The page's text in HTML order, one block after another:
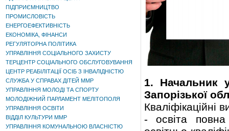
ПІДПРИЄМНИЦТВО
ПРОМИСЛОВІСТЬ
ЕНЕРГОЕФЕКТИВНІСТЬ
ЕКОНОМІКА, ФІНАНСИ
РЕГУЛЯТОРНА ПОЛІТИКА
УПРАВЛІННЯ СОЦІАЛЬНОГО ЗАХИСТУ
ТЕРЦЕНТР СОЦІАЛЬНОГО ОБСЛУГОВУВАННЯ
ЦЕНТР РЕАБІЛІТАЦІЇ ОСІБ З ІНВАЛІДНІСТЮ
СЛУЖБА У СПРАВАХ ДІТЕЙ ММР
УПРАВЛІННЯ МОЛОДІ ТА СПОРТУ
МОЛОДІЖНИЙ ПАРЛАМЕНТ МЕЛІТОПОЛЯ
УПРАВЛІННЯ ОСВІТИ
ВІДДІЛ КУЛЬТУРИ ММР
УПРАВЛІННЯ КОМУНАЛЬНОЮ ВЛАСНІСТЮ
1. Начальник
Запорізької
Кваліфікаційні
- освіта